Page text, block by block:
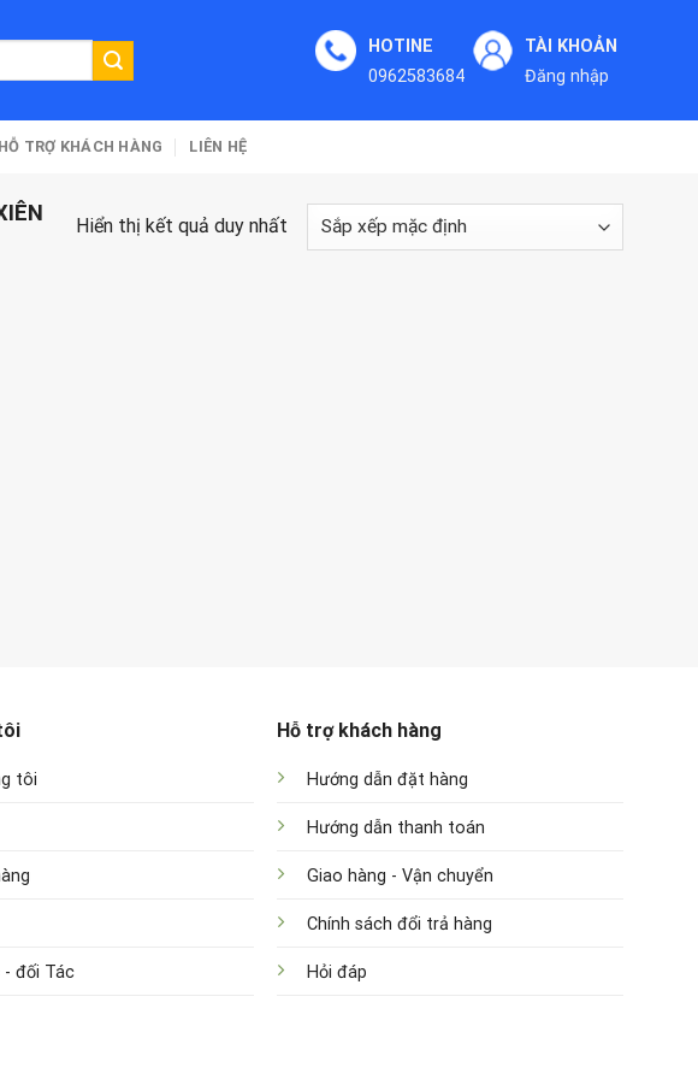
HOTINE
0962583684
TÀI KHOẢN
Đăng nhập
HỖ TRỢ KHÁCH HÀNG LIÊN HỆ
Hiển thị kết quả duy nhất
tôi
- đối Tác
Hỗ trợ khách hàng
Hướng dẫn đặt hàng
Hướng dẫn thanh toán
Giao hàng - Vận chuyển
Chính sách đổi trả hàng
Hỏi đáp